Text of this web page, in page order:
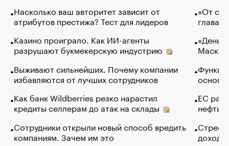
Насколько ваш авторитет зависит от
атрибутов престижа? Тест для лидеров
Казино проиграло. Как ИИ-агенты
разрушают букмекерскую индустрию
Выживают сильнейших. Почему компании
избавляются от лучших сотрудников
Как банк Wildberries резко нарастил
кредиты селлерам до атак на склады
Сотрудники открыли новый способ вредить
компаниям. Зачем им это
«От
глава
Маск в
основ
ЕС
нефти